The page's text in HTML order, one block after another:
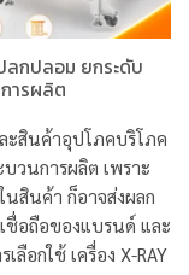
ลกปลอม ยกระดับ
ารผลิต
ะสินค้าอุปโภคบริโภค
วนการผลิต เพราะ
สินค้า ก็อาจส่งผลก
ชื่อถือของแบรนด์ และ
อกใช้ เครื่อง X-RAY